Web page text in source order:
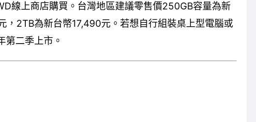
線上商店購買。台灣地區建議零售價250GB容量為新
2TB為新台幣17,490元。若想自行組裝桌上型電腦或
第二季上市。